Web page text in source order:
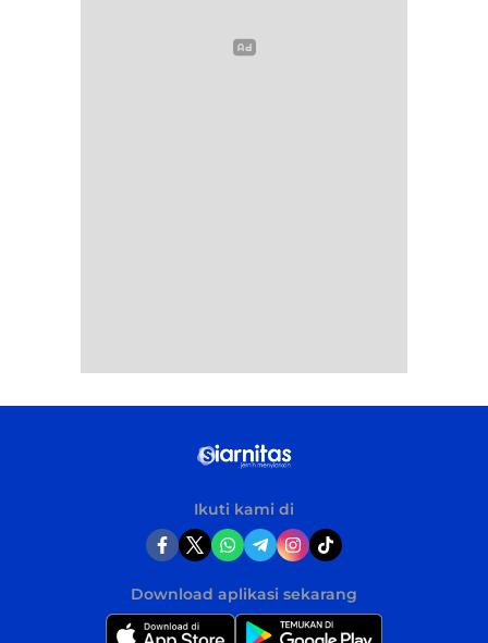
Ikuti kami di
Download aplikasi sekarang